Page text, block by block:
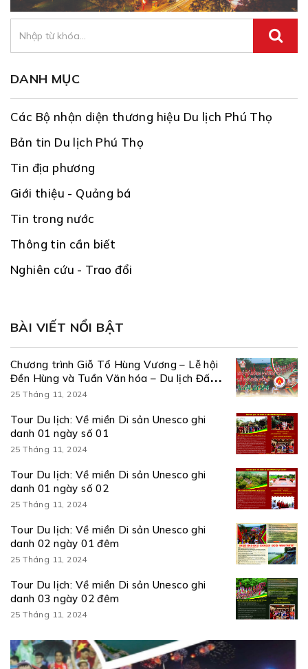
DANH MỤC
Các Bộ nhận diện thương hiệu Du lịch Phú Thọ
Bản tin Du lịch Phú Thọ
Tin địa phương
Giới thiệu - Quảng bá
Tin trong nước
Thông tin cần biết
Nghiên cứu - Trao đổi
BÀI VIẾT NỔI BẬT
Chương trình Giỗ Tổ Hùng Vương – Lễ hội
Đền Hùng và Tuần Văn hóa – Du lịch Đất
Tổ năm Giáp Thìn 2024
25 Tháng 11, 2024
Tour Du lịch: Về miền Di sản Unesco ghi
danh 01 ngày số 01
25 Tháng 11, 2024
Tour Du lịch: Về miền Di sản Unesco ghi
danh 01 ngày số 02
25 Tháng 11, 2024
Tour Du lịch: Về miền Di sản Unesco ghi
danh 02 ngày 01 đêm
25 Tháng 11, 2024
Tour Du lịch: Về miền Di sản Unesco ghi
danh 03 ngày 02 đêm
25 Tháng 11, 2024